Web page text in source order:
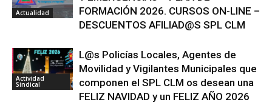
Actualidad
FORMACIÓN 2026. CURSOS ON-LINE –
DESCUENTOS AFILIAD@S SPL CLM
Actividad
Sindical
L@s Policías Locales, Agentes de
Movilidad y Vigilantes Municipales que
componen el SPL CLM os desean una
FELIZ NAVIDAD y un FELIZ AÑO 2026